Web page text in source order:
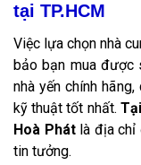
tại TP.HCM
Việc lựa chọn nhà
bảo bạn mua được
nhà yến chính
kỹ thuật tốt nhất.
Hoà Phátlà địa chỉ
tin tưởng.